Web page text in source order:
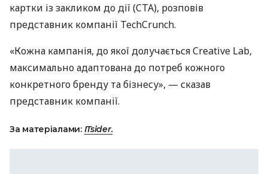
картки із закликом до дії (CTA), розповів
представник компанії TechCrunch.
«Кожна кампанія, до якої долучається Creative Lab,
максимально адаптована до потреб кожного
конкретного бренду та бізнесу», — сказав
представник компанії.
За матеріалами: ITsider.